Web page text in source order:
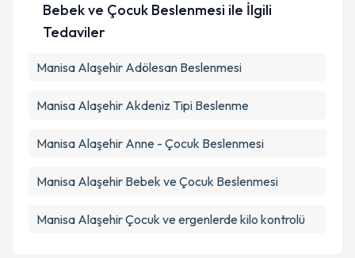
Bebek ve Çocuk Beslenmesi ile İlgili
Tedaviler
Manisa Alaşehir Adölesan Beslenmesi
Manisa Alaşehir Akdeniz Tipi Beslenme
Manisa Alaşehir Anne - Çocuk Beslenmesi
Manisa Alaşehir Bebek ve Çocuk Beslenmesi
Manisa Alaşehir Çocuk ve ergenlerde kilo kontrolü